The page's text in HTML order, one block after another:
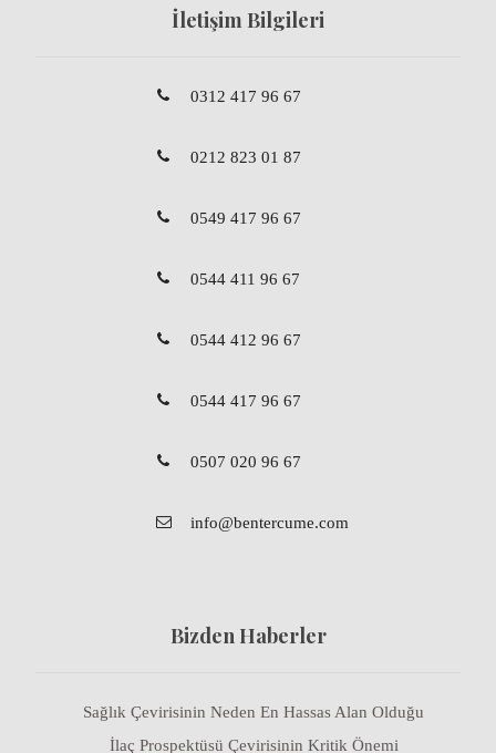
İletişim Bilgileri
0312 417 96 67
0212 823 01 87
0549 417 96 67
0544 411 96 67
0544 412 96 67
0544 417 96 67
0507 020 96 67
info@bentercume.com
Bizden Haberler
Sağlık Çevirisinin Neden En Hassas Alan Olduğu
İlaç Prospektüsü Çevirisinin Kritik Önemi